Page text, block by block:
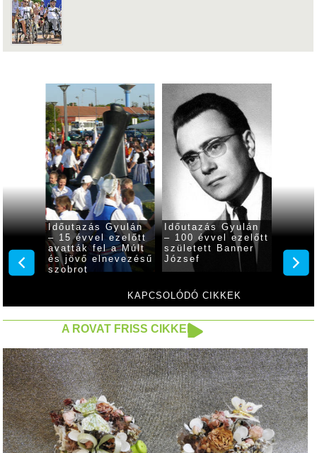
KAPCSOLÓDÓ CIKKEK
Időutazás Gyulán
– 15 évvel ezelőtt
avatták fel a Múlt
és jövő elnevezésű
szobrot
Időutazás Gyulán
– 100 évvel ezelőtt
született Banner
József
A ROVAT FRISS CIKKEI